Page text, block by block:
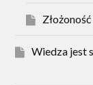
Wiedza jest